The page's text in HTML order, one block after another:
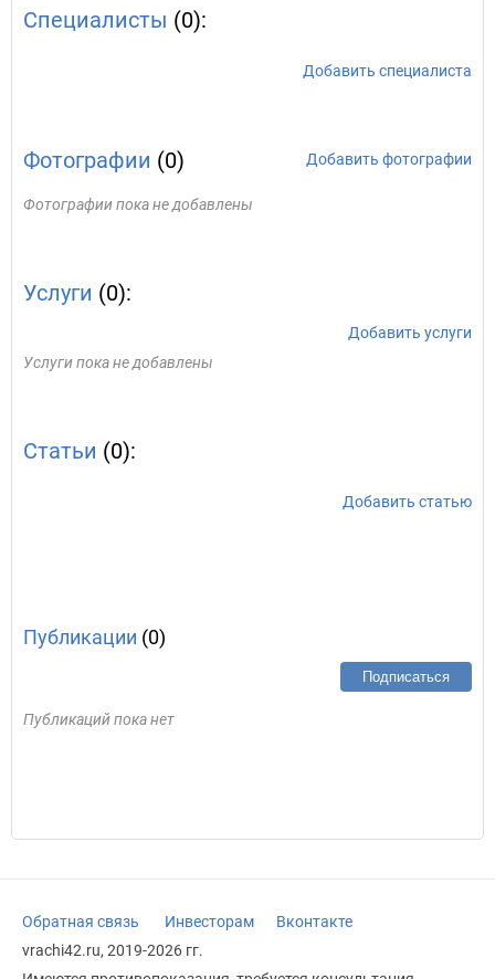
Специалисты (0):
Добавить специалиста
Фотографии (0) Добавить фотографии
Фотографии пока не добавлены
Услуги (0):
Добавить услуги
Услуги пока не добавлены
Статьи (0):
Добавить статью
Публикации (0)
Подписаться
Публикаций пока нет
Обратная связь Инвесторам
Вконтакте
vrachi42.ru, 2019-2026 гг.